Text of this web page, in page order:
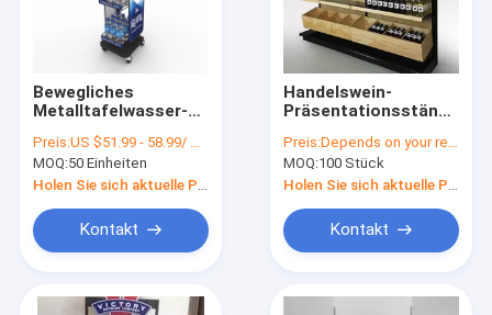
Bewegliches
Metalltafelwasser-
Schwarz-3-Tiers
Preis:US $51.99 - 58.99/ Piece
MOQ:50 Einheiten
Kontakt
Handelswein-
Präsentationsständer
Weinhandlungen/
Preis:Depends on your requirements
MOQ:100 Stück
Kontakt